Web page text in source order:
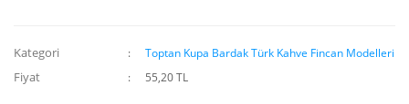
Kategori Toptan Kupa Bardak Türk Kahve Fincan Modelleri
Fiyat 55,20 TL